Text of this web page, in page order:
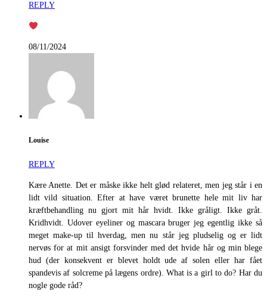
REPLY
08/11/2024
Louise
REPLY
Kære Anette. Det er måske ikke helt glød relateret, men jeg står i en
lidt vild situation. Efter at have været brunette hele mit liv har
kræftbehandling nu gjort mit hår hvidt. Ikke gråligt. Ikke gråt.
Kridhvidt. Udover eyeliner og mascara bruger jeg egentlig ikke så
meget make-up til hverdag, men nu står jeg pludselig og er lidt
nervøs for at mit ansigt forsvinder med det hvide hår og min blege
hud (der konsekvent er blevet holdt ude af solen eller har fået
spandevis af solcreme på lægens ordre). What is a girl to do? Har du
nogle gode råd?